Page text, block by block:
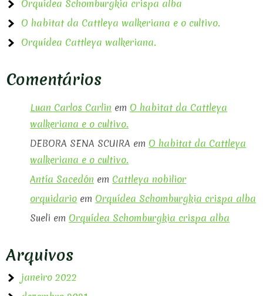
Orquídea Schomburgkia crispa alba
O habitat da Cattleya walkeriana e o cultivo.
Orquídea Cattleya walkeriana.
Comentários
Luan Carlos Carlin em O habitat da Cattleya
walkeriana e o cultivo.
DEBORA SENA SCUIRA em O habitat da Cattleya
walkeriana e o cultivo.
Antía Sacedón em Cattleya nobilior
orquidario em Orquídea Schomburgkia crispa alba
Sueli em Orquídea Schomburgkia crispa alba
Arquivos
janeiro 2022